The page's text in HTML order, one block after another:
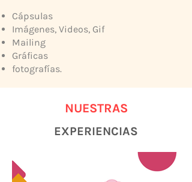
Cápsulas
Imágenes, Videos, Gif
Mailing
Gráficas
fotografías.
NUESTRAS
EXPERIENCIAS